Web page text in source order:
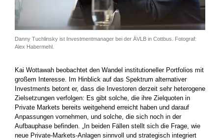
Danny Tuchlinsky ist Investmentmanager bei der ÄVLB in Cottbus. Fotograf:
Alex Habermehl.
Kai Wottawah beobachtet den Wandel institutioneller Portfolios mit
großem Interesse. Im Hinblick auf das Spektrum alternativer
Investments betont er, dass die Investoren derzeit sehr heterogene
Zielsetzungen verfolgen: Es gibt solche, die ihre Zielquoten in
Private Markets bereits weitgehend erreicht haben und darauf
Anpassungen vornehmen, und solche, die sich noch in der
Aufbauphase befinden. „In beiden Fällen stellt sich die Frage, wie
neue Private-Markets-Anlagen sinnvoll und strategisch integriert